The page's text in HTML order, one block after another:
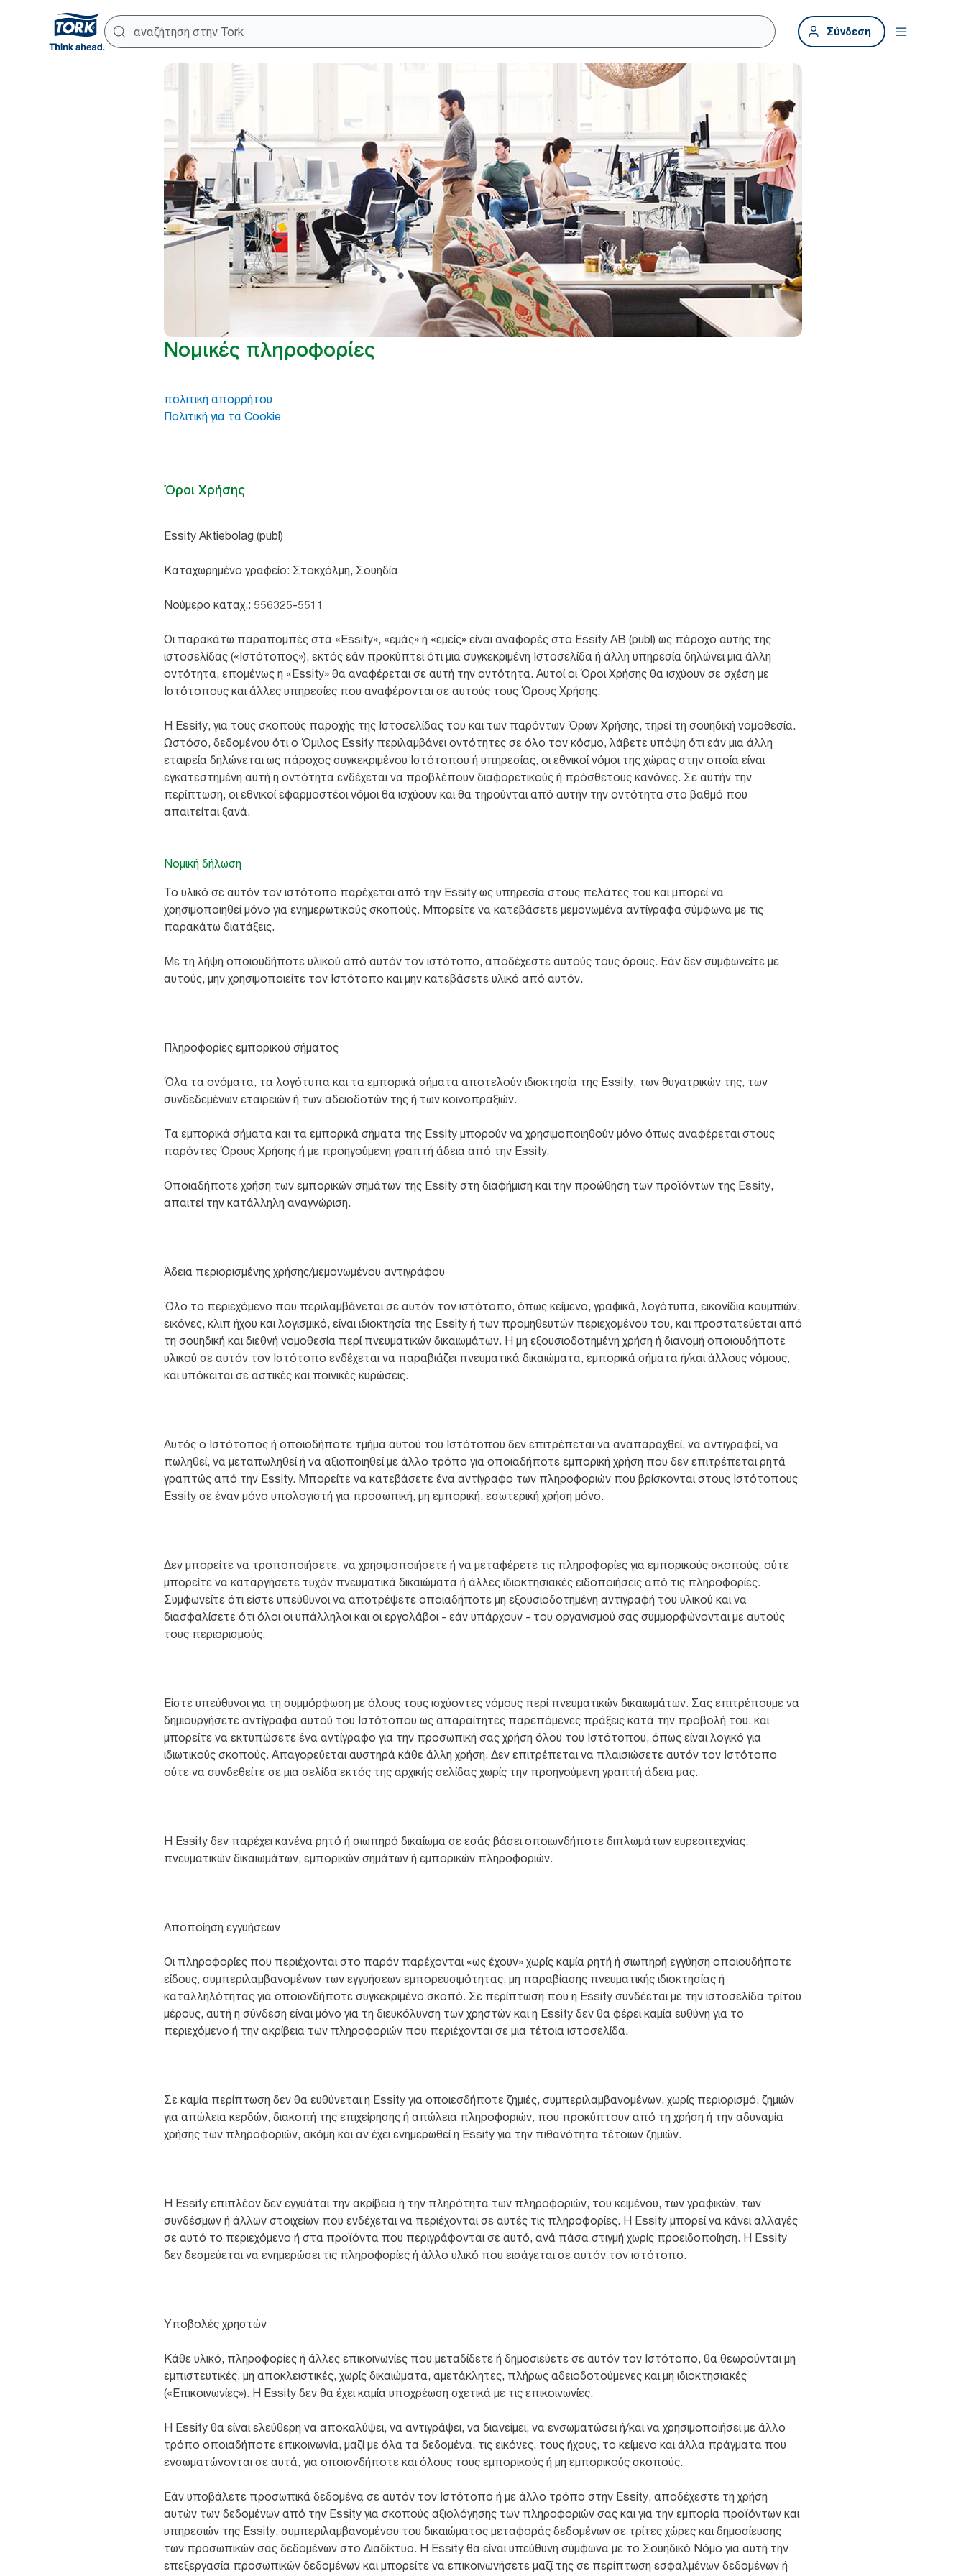
Σύνδεση
Νομικές πληροφορίες
πολιτική απορρήτου
Πολιτική για τα Cookie
Όροι Χρήσης
Essity Aktiebolag (publ)
Καταχωρημένο γραφείο: Στοκχόλμη, Σουηδία
Νούμερο καταχ.: 556325-5511
Οι παρακάτω παραπομπές στα «Essity», «εμάς» ή «εμείς» είναι αναφορές στο Essity AB (publ) ως πάροχο αυτής της
ιστοσελίδας («Ιστότοπος»), εκτός εάν προκύπτει ότι μια συγκεκριμένη Ιστοσελίδα ή άλλη υπηρεσία δηλώνει μια άλλη
οντότητα, επομένως η «Essity» θα αναφέρεται σε αυτή την οντότητα. Αυτοί οι Όροι Χρήσης θα ισχύουν σε σχέση με
Ιστότοπους και άλλες υπηρεσίες που αναφέρονται σε αυτούς τους Όρους Χρήσης.
Η Essity, για τους σκοπούς παροχής της Ιστοσελίδας του και των παρόντων Όρων Χρήσης, τηρεί τη σουηδική νομοθεσία.
Ωστόσο, δεδομένου ότι ο Όμιλος Essity περιλαμβάνει οντότητες σε όλο τον κόσμο, λάβετε υπόψη ότι εάν μια άλλη
εταιρεία δηλώνεται ως πάροχος συγκεκριμένου Ιστότοπου ή υπηρεσίας, οι εθνικοί νόμοι της χώρας στην οποία είναι
εγκατεστημένη αυτή η οντότητα ενδέχεται να προβλέπουν διαφορετικούς ή πρόσθετους κανόνες. Σε αυτήν την
περίπτωση, οι εθνικοί εφαρμοστέοι νόμοι θα ισχύουν και θα τηρούνται από αυτήν την οντότητα στο βαθμό που
απαιτείται ξανά.
Νομική δήλωση
Το υλικό σε αυτόν τον ιστότοπο παρέχεται από την Essity ως υπηρεσία στους πελάτες του και μπορεί να
χρησιμοποιηθεί μόνο για ενημερωτικούς σκοπούς. Μπορείτε να κατεβάσετε μεμονωμένα αντίγραφα σύμφωνα με τις
παρακάτω διατάξεις.
Με τη λήψη οποιουδήποτε υλικού από αυτόν τον ιστότοπο, αποδέχεστε αυτούς τους όρους. Εάν δεν συμφωνείτε με
αυτούς, μην χρησιμοποιείτε τον Ιστότοπο και μην κατεβάσετε υλικό από αυτόν.
Πληροφορίες εμπορικού σήματος
Όλα τα ονόματα, τα λογότυπα και τα εμπορικά σήματα αποτελούν ιδιοκτησία της Essity, των θυγατρικών της, των
συνδεδεμένων εταιρειών ή των αδειοδοτών της ή των κοινοπραξιών.
Τα εμπορικά σήματα και τα εμπορικά σήματα της Essity μπορούν να χρησιμοποιηθούν μόνο όπως αναφέρεται στους
παρόντες Όρους Χρήσης ή με προηγούμενη γραπτή άδεια από την Essity.
Οποιαδήποτε χρήση των εμπορικών σημάτων της Essity στη διαφήμιση και την προώθηση των προϊόντων της Essity,
απαιτεί την κατάλληλη αναγνώριση.
Άδεια περιορισμένης χρήσης/μεμονωμένου αντιγράφου
Όλο το περιεχόμενο που περιλαμβάνεται σε αυτόν τον ιστότοπο, όπως κείμενο, γραφικά, λογότυπα, εικονίδια κουμπιών,
εικόνες, κλιπ ήχου και λογισμικό, είναι ιδιοκτησία της Essity ή των προμηθευτών περιεχομένου του, και προστατεύεται από
τη σουηδική και διεθνή νομοθεσία περί πνευματικών δικαιωμάτων. Η μη εξουσιοδοτημένη χρήση ή διανομή οποιουδήποτε
υλικού σε αυτόν τον Ιστότοπο ενδέχεται να παραβιάζει πνευματικά δικαιώματα, εμπορικά σήματα ή/και άλλους νόμους,
και υπόκειται σε αστικές και ποινικές κυρώσεις.
Αυτός ο Ιστότοπος ή οποιοδήποτε τμήμα αυτού του Ιστότοπου δεν επιτρέπεται να αναπαραχθεί, να αντιγραφεί, να
πωληθεί, να μεταπωληθεί ή να αξιοποιηθεί με άλλο τρόπο για οποιαδήποτε εμπορική χρήση που δεν επιτρέπεται ρητά
γραπτώς από την Essity. Μπορείτε να κατεβάσετε ένα αντίγραφο των πληροφοριών που βρίσκονται στους Ιστότοπους
Essity σε έναν μόνο υπολογιστή για προσωπική, μη εμπορική, εσωτερική χρήση μόνο.
Δεν μπορείτε να τροποποιήσετε, να χρησιμοποιήσετε ή να μεταφέρετε τις πληροφορίες για εμπορικούς σκοπούς, ούτε
μπορείτε να καταργήσετε τυχόν πνευματικά δικαιώματα ή άλλες ιδιοκτησιακές ειδοποιήσεις από τις πληροφορίες.
Συμφωνείτε ότι είστε υπεύθυνοι να αποτρέψετε οποιαδήποτε μη εξουσιοδοτημένη αντιγραφή του υλικού και να
διασφαλίσετε ότι όλοι οι υπάλληλοι και οι εργολάβοι - εάν υπάρχουν - του οργανισμού σας συμμορφώνονται με αυτούς
τους περιορισμούς.
Είστε υπεύθυνοι για τη συμμόρφωση με όλους τους ισχύοντες νόμους περί πνευματικών δικαιωμάτων. Σας επιτρέπουμε να
δημιουργήσετε αντίγραφα αυτού του Ιστότοπου ως απαραίτητες παρεπόμενες πράξεις κατά την προβολή του. και
μπορείτε να εκτυπώσετε ένα αντίγραφο για την προσωπική σας χρήση όλου του Ιστότοπου, όπως είναι λογικό για
ιδιωτικούς σκοπούς. Απαγορεύεται αυστηρά κάθε άλλη χρήση. Δεν επιτρέπεται να πλαισιώσετε αυτόν τον Ιστότοπο
ούτε να συνδεθείτε σε μια σελίδα εκτός της αρχικής σελίδας χωρίς την προηγούμενη γραπτή άδεια μας.
H Essity δεν παρέχει κανένα ρητό ή σιωπηρό δικαίωμα σε εσάς βάσει οποιωνδήποτε διπλωμάτων ευρεσιτεχνίας,
πνευματικών δικαιωμάτων, εμπορικών σημάτων ή εμπορικών πληροφοριών.
Αποποίηση εγγυήσεων
Οι πληροφορίες που περιέχονται στο παρόν παρέχονται «ως έχουν» χωρίς καμία ρητή ή σιωπηρή εγγύηση οποιουδήποτε
είδους, συμπεριλαμβανομένων των εγγυήσεων εμπορευσιμότητας, μη παραβίασης πνευματικής ιδιοκτησίας ή
καταλληλότητας για οποιονδήποτε συγκεκριμένο σκοπό. Σε περίπτωση που η Essity συνδέεται με την ιστοσελίδα τρίτου
μέρους, αυτή η σύνδεση είναι μόνο για τη διευκόλυνση των χρηστών και η Essity δεν θα φέρει καμία ευθύνη για το
περιεχόμενο ή την ακρίβεια των πληροφοριών που περιέχονται σε μια τέτοια ιστοσελίδα.
Σε καμία περίπτωση δεν θα ευθύνεται η Essity για οποιεσδήποτε ζημιές, συμπεριλαμβανομένων, χωρίς περιορισμό, ζημιών
για απώλεια κερδών, διακοπή της επιχείρησης ή απώλεια πληροφοριών, που προκύπτουν από τη χρήση ή την αδυναμία
χρήσης των πληροφοριών, ακόμη και αν έχει ενημερωθεί η Essity για την πιθανότητα τέτοιων ζημιών.
Η Essity επιπλέον δεν εγγυάται την ακρίβεια ή την πληρότητα των πληροφοριών, του κειμένου, των γραφικών, των
συνδέσμων ή άλλων στοιχείων που ενδέχεται να περιέχονται σε αυτές τις πληροφορίες. Η Essity μπορεί να κάνει αλλαγές
σε αυτό το περιεχόμενο ή στα προϊόντα που περιγράφονται σε αυτό, ανά πάσα στιγμή χωρίς προειδοποίηση. Η Essity
δεν δεσμεύεται να ενημερώσει τις πληροφορίες ή άλλο υλικό που εισάγεται σε αυτόν τον ιστότοπο.
Υποβολές χρηστών
Κάθε υλικό, πληροφορίες ή άλλες επικοινωνίες που μεταδίδετε ή δημοσιεύετε σε αυτόν τον Ιστότοπο, θα θεωρούνται μη
εμπιστευτικές, μη αποκλειστικές, χωρίς δικαιώματα, αμετάκλητες, πλήρως αδειοδοτούμενες και μη ιδιοκτησιακές
(«Επικοινωνίες»). H Essity δεν θα έχει καμία υποχρέωση σχετικά με τις επικοινωνίες.
H Essity θα είναι ελεύθερη να αποκαλύψει, να αντιγράψει, να διανείμει, να ενσωματώσει ή/και να χρησιμοποιήσει με άλλο
τρόπο οποιαδήποτε επικοινωνία, μαζί με όλα τα δεδομένα, τις εικόνες, τους ήχους, το κείμενο και άλλα πράγματα που
ενσωματώνονται σε αυτά, για οποιονδήποτε και όλους τους εμπορικούς ή μη εμπορικούς σκοπούς.
Εάν υποβάλετε προσωπικά δεδομένα σε αυτόν τον Ιστότοπο ή με άλλο τρόπο στην Essity, αποδέχεστε τη χρήση
αυτών των δεδομένων από την Essity για σκοπούς αξιολόγησης των πληροφοριών σας και για την εμπορία προϊόντων και
υπηρεσιών της Essity, συμπεριλαμβανομένου του δικαιώματος μεταφοράς δεδομένων σε τρίτες χώρες και δημοσίευσης
των προσωπικών σας δεδομένων στο Διαδίκτυο. Η Essity θα είναι υπεύθυνη σύμφωνα με το Σουηδικό Νόμο για αυτή την
επεξεργασία προσωπικών δεδομένων και μπορείτε να επικοινωνήσετε μαζί της σε περίπτωση εσφαλμένων δεδομένων ή